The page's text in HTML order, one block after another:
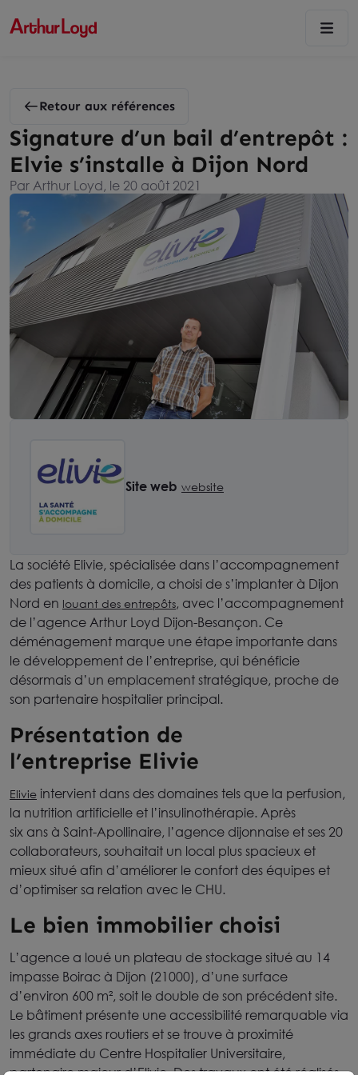
Retour aux références
Signature d’un bail d’entrepôt :
Elvie s’installe à Dijon Nord
Par Arthur Loyd, le 20 août 2021
Site web website
La société Elivie, spécialisée dans l’accompagnement
des patients à domicile, a choisi de s’implanter à Dijon
Nord en louant des entrepôts, avec l’accompagnement
de l’agence Arthur Loyd Dijon-Besançon. Ce
déménagement marque une étape importante dans
le développement de l’entreprise, qui bénéficie
désormais d’un emplacement stratégique, proche de
son partenaire hospitalier principal.
Présentation de
l’entreprise Elivie
Elivie intervient dans des domaines tels que la perfusion,
la nutrition artificielle et l’insulinothérapie. Après
six ans à Saint-Apollinaire, l’agence dijonnaise et ses 20
collaborateurs, souhaitait un local plus spacieux et
mieux situé afin d’améliorer le confort des équipes et
d’optimiser sa relation avec le CHU.
Le bien immobilier choisi
L’agence a loué un plateau de stockage situé au 14
impasse Boirac à Dijon (21000), d’une surface
d’environ 600 m², soit le double de son précédent site.
Le bâtiment présente une accessibilité remarquable via
les grands axes routiers et se trouve à proximité
immédiate du Centre Hospitalier Universitaire,